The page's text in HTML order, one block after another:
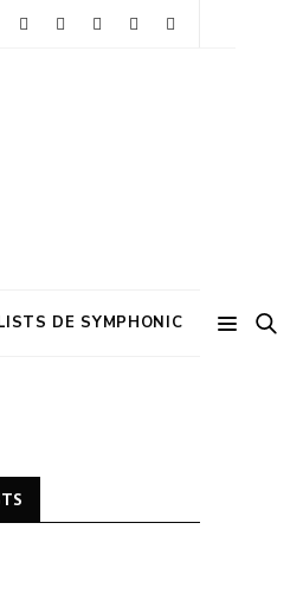
DE SYMPHONIC